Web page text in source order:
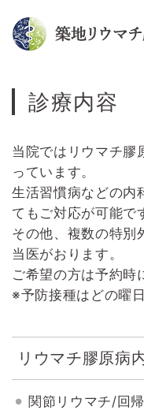
to
content
診療内容
当院ではリウマチ膠
っています。
生活習慣病などの内
てもご対応が可能で
その他、複数の特別
当医がおります。
ご希望の方は予約時
※予防接種はどの曜
リウマチ膠原病
関節リウマチ/回